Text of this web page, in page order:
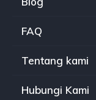
FAQ
Tentang kami
Hubungi Kami